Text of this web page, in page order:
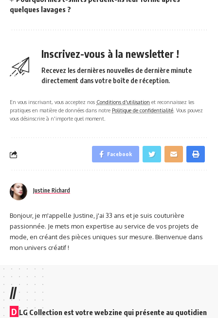
quelques lavages ?
Inscrivez-vous à la newsletter !
Recevez les dernières nouvelles de dernière minute
directement dans votre boîte de réception.
En vous inscrivant, vous acceptez nos Conditions d'utilisation et reconnaissez les
pratiques en matière de données dans notre Politique de confidentialité . Vous pouvez
vous désinscrire à n'importe quel moment.
Facebook
Justine Richard
Bonjour, je m'appelle Justine, j'ai 33 ans et je suis couturière
passionnée. Je mets mon expertise au service de vos projets de
mode, en créant des pièces uniques sur mesure. Bienvenue dans
mon univers créatif !
//
D LG Collection est votre webzine qui présente au quotidien